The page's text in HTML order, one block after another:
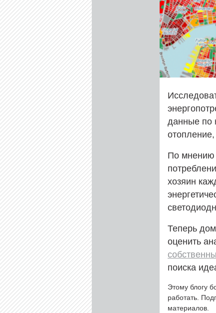
данные по
По мнению
хозяин
Теперь
оценить
поиска
Этому блогу
работать.
материалов.